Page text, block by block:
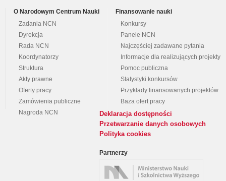
O Narodowym Centrum Nauki
Zadania NCN
Dyrekcja
Rada NCN
Koordynatorzy
Struktura
Akty prawne
Oferty pracy
Zamówienia publiczne
Nagroda NCN
Finansowanie nauki
Konkursy
Panele NCN
Najczęściej zadawane pytania
Informacje dla realizujących projekty
Pomoc publiczna
Statystyki konkursów
Przykłady finansowanych projektów
Baza ofert pracy
Deklaracja dostępności
Przetwarzanie danych osobowych
Polityka cookies
Partnerzy